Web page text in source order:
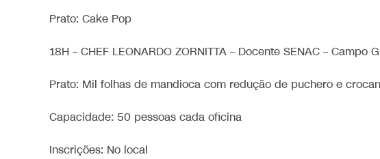
Prato: Cake Pop
18H – CHEF LEONARDO ZORNITTA – Docente SENAC – Campo
Prato: Mil folhas de mandioca com redução de puchero e
Capacidade: 50 pessoas cada oficina
Inscrições: No local